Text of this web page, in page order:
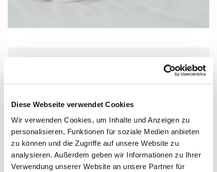
Diese Webseite verwendet Cookies
Wir verwenden Cookies, um Inhalte und Anzeigen zu
personalisieren, Funktionen für soziale Medien anbieten
zu können und die Zugriffe auf unsere Website zu
analysieren. Außerdem geben wir Informationen zu Ihrer
Verwendung unserer Website an unsere Partner für
Freitag, 19. Februar 2027, 18:00 Uhr
Pfarrkeller, Stralsund, Frankenwall 7,
18439 Stralsund